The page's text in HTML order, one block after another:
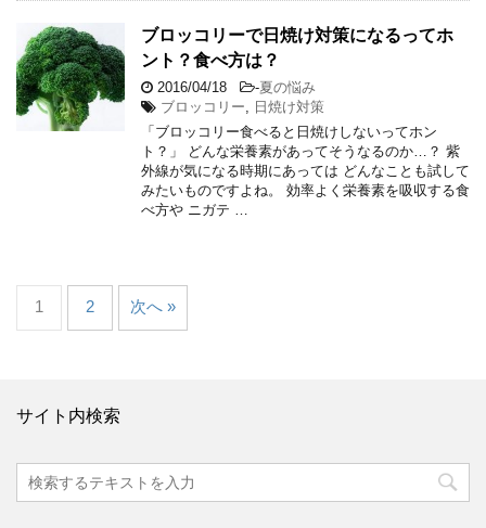
ブロッコリーで日焼け対策になるってホ
ント？食べ方は？
2016/04/18 -夏の悩み
ブロッコリー
日焼け対策
「ブロッコリー食べると日焼けしないってホン
ト？」 どんな栄養素があってそうなるのか…？ 紫
外線が気になる時期にあっては どんなことも試して
みたいものですよね。 効率よく栄養素を吸収する食
べ方や ニガテ …
1 2 次へ »
サイト内検索